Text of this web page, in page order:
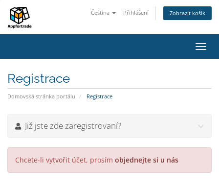
Čeština Přihlášení Zobrazit košík
Registrace
Domovská stránka portálu Registrace
Již jste zde zaregistrovaní?
Chcete-li vytvořit účet, prosím objednejte si u nás